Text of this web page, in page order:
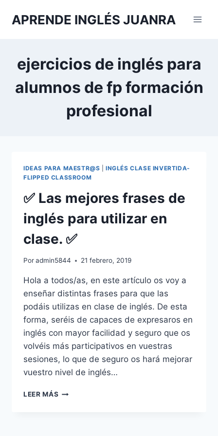
APRENDE INGLÉS JUANRA
ejercicios de inglés para
alumnos de fp formación
profesional
IDEAS PARA MAESTR@S |INGLÉS CLASE INVERTIDA-
FLIPPED CLASSROOM
✅ Las mejores frases de
inglés para utilizar en
clase. ✅
Poradmin5844 21 febrero, 2019
Hola a todos/as, en este artículo os voy a
enseñar distintas frases para que las
podáis utilizas en clase de inglés. De esta
forma, seréis de capaces de expresaros en
inglés con mayor facilidad y seguro que os
volvéis más participativos en vuestras
sesiones, lo que de seguro os hará mejorar
vuestro nivel de inglés…
LEER MÁS ✅